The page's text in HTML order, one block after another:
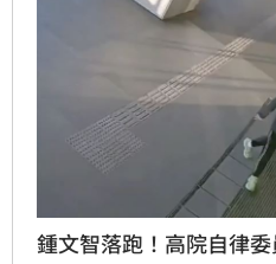
鍾文智落跑！高院自律